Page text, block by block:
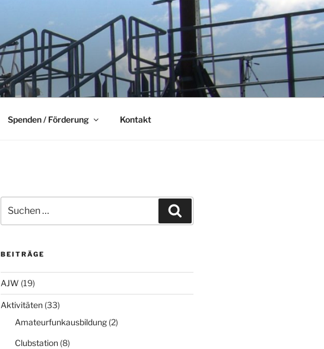
Spenden / Förderung Kontakt
nach:
BEITRÄGE
AJW (19)
Aktivitäten(33)
Amateurfunkausbildung(2)
Clubstation(8)